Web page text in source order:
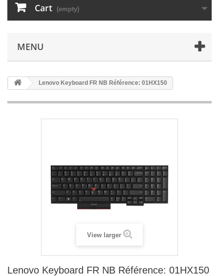
Cart (empty)
MENU
Lenovo Keyboard FR NB Référence: 01HX150
View larger
Lenovo Keyboard FR NB Référence: 01HX150